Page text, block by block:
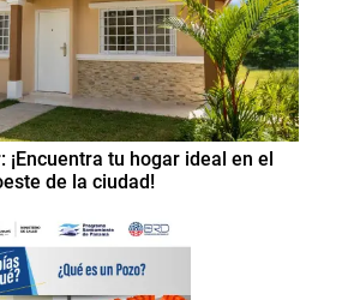
¡Encuentra tu hogar ideal en el
de la ciudad!